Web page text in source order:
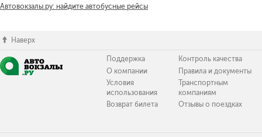
Автовокзалы.ру: найдите автобусные рейсы
Наверх
Поддержка
О компании
Условия
использования
Возврат билета
Контроль качества
Правила и документы
Транспортным
компаниям
Отзывы о поездках